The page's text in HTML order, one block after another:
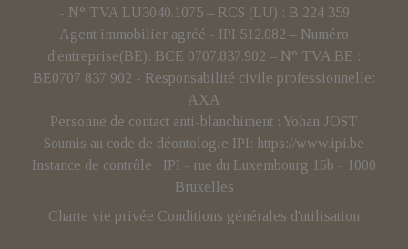
- N° TVA LU3040.1075 – RCS (LU) : B 224 359
Agent immobilier agréé - IPI 512.082 – Numéro
d'entreprise(BE): BCE 0707.837.902 – N° TVA BE :
BE0707 837 902 - Responsabilité civile professionnelle:
AXA
Personne de contact anti-blanchiment : Yohan JOST
Soumis au code de déontologie IPI: https://www.ipi.be
Instance de contrôle : IPI - rue du Luxembourg 16b - 1000
Bruxelles
Charte vie privée Conditions générales d'utilisation